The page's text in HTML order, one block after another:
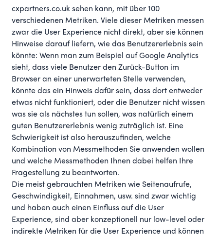
cxpartners.co.uk sehen kann, mit über 100
verschiedenen Metriken. Viele dieser Metriken messen
zwar die User Experience nicht direkt, aber sie können
Hinweise darauf liefern, wie das Benutzererlebnis sein
könnte: Wenn man zum Beispiel auf Google Analytics
sieht, dass viele Benutzer den Zurück-Button im
Browser an einer unerwarteten Stelle verwenden,
könnte das ein Hinweis dafür sein, dass dort entweder
etwas nicht funktioniert, oder die Benutzer nicht wissen
was sie als nächstes tun sollen, was natürlich einem
guten Benutzererlebnis wenig zuträglich ist. Eine
Schwierigkeit ist also herauszufinden, welche
Kombination von Messmethoden Sie anwenden wollen
und welche Messmethoden Ihnen dabei helfen Ihre
Fragestellung zu beantworten.
Die meist gebrauchten Metriken wie Seitenaufrufe,
Geschwindigkeit, Einnahmen, usw. sind zwar wichtig
und haben auch einen Einfluss auf die User
Experience, sind aber konzeptionell nur low-level oder
indirekte Metriken für die User Experience und können